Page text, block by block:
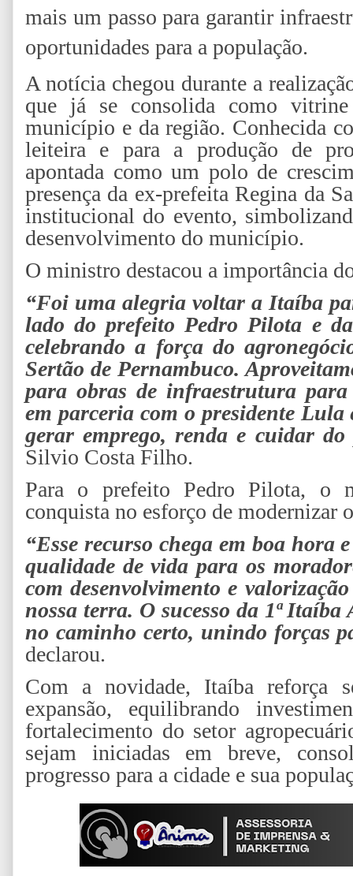
mais um passo para garantir
oportunidades para a população.
A notícia chegou durante a
que já se consolida como
município e da região. Conhecida
leiteira e para a produção de
apontada como um polo de
presença da ex-prefeita Regina da
institucional do evento,
desenvolvimento do município.
O ministro destacou a importância
“Foi uma alegria voltar a Itaíba
lado do prefeito Pedro Pilota e
celebrando a força do
Sertão de Pernambuco.
para obras de infraestrutura
em parceria com o presidente
gerar emprego, renda e cuidar do
Silvio Costa Filho.
Para o prefeito Pedro Pilota, o
conquista no esforço de modernizar
“Esse recurso chega em boa hora
qualidade de vida para os
com desenvolvimento e
nossa terra. O sucesso da 1ª
no caminho certo, unindo forças
declarou.
Com a novidade, Itaíba reforça
expansão, equilibrando
fortalecimento do setor
sejam iniciadas em breve,
progresso para a cidade e sua